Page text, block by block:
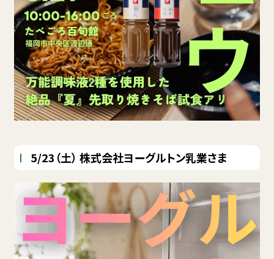
5/23（土） 株式会社ヨーグルトン乳業さま